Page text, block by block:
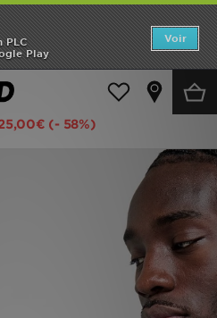
PLC
Play
Voir
Homme Sweats
Brawl
(- 58%)